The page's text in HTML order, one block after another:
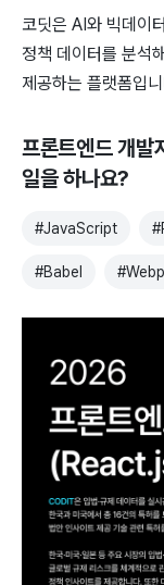
코딧은 AI와 빅데이
정책 데이터를 분석
제공하는 플랫폼입
프론트엔드 개
일을 하나요?
#JavaScript #
#Babel #